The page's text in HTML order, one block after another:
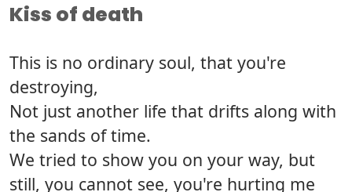
Kiss of death
This is no ordinary soul, that you're
destroying,
Not just another life that drifts along with
the sands of time.
We tried to show you on your way, but
still, you cannot see, you're hurting me